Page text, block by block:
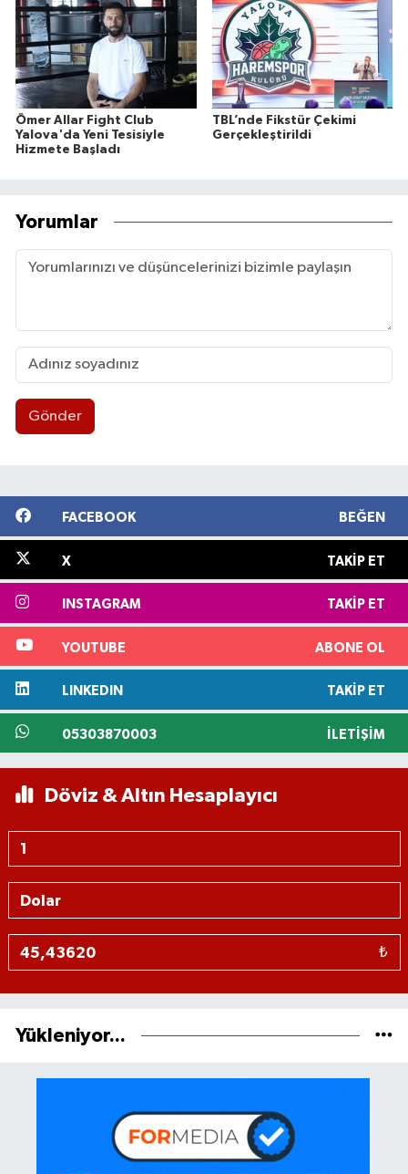
Ömer Allar Fight Club
Yalova'da Yeni Tesisiyle
Hizmete Başladı
TBL’nde Fikstür Çekimi
Gerçekleştirildi
Yorumlar
Gönder
FACEBOOK BEĞEN
X TAKIP ET
INSTAGRAM TAKIP ET
YOUTUBE ABONE OL
LINKEDIN TAKIP ET
05303870003 İLETIŞIM
Döviz & Altın Hesaplayıcı
₺
Yükleniyor...